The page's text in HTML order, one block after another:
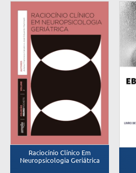
Raciocínio Clínico Em
Neuropsicologia Geriátrica